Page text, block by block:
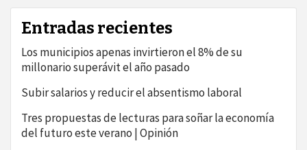
Entradas recientes
Los municipios apenas invirtieron el 8% de su
millonario superávit el año pasado
Subir salarios y reducir el absentismo laboral
Tres propuestas de lecturas para soñar la economía
del futuro este verano | Opinión